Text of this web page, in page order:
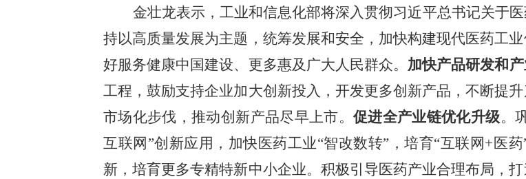
金壮龙表示，工业和信息化部将深入贯彻习近平总书记关于
持以高质量发展为主题，统筹发展和安全，加快构建现代医药工
好服务健康中国建设、更多惠及广大人民群众。 加快产品研发和
工程，鼓励支持企业加大创新投入，开发更多创新产品，不断提
市场化步伐，推动创新产品尽早上市。促进全产业链优化升级。
互联网”创新应用，加快医药工业“智改数转”，培育“互联网+医
新，培育更多专精特新中小企业。积极引导医药产业合理布局，